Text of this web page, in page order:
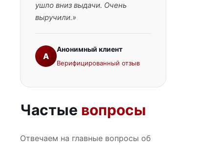
ушло вниз выдачи. Очень
выручили.»
А
Анонимный клиент
Верифицированный отзыв
Частые вопросы
Отвечаем на главные вопросы об